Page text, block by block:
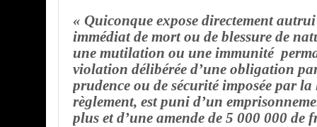
« Quiconque expose directement
immédiat de mort ou de blessure de
une mutilation ou une immunité
violation délibérée d’une obligation
prudence ou de sécurité imposée par
règlement, est puni d’un
plus et d’une amende de 5 000 000 de